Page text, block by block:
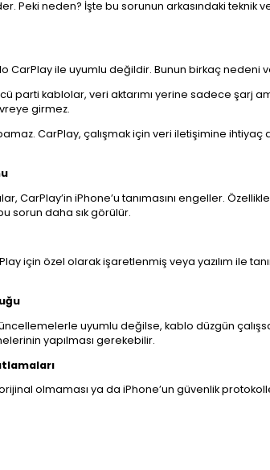
Peki neden? İşte bu sorunun arkasındaki teknik
CarPlay ile uyumlu değildir. Bunun birkaç nedeni
parti kablolar, veri aktarımı yerine sadece şarj
girmez.
CarPlay, çalışmak için veri iletişimine ihtiyaç
iPhone’u tanımasını engeller.
sorun daha sık görülür.
için özel olarak işaretlenmiş veya yazılım ile
uyumlu değilse, kablo düzgün
yapılması gerekebilir.
olmaması ya da iPhone’un güvenlik